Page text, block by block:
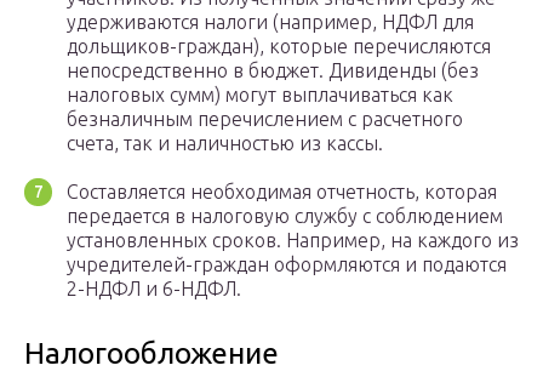
удерживаются налоги (например, НДФЛ для
дольщиков-граждан), которые перечисляются
непосредственно в бюджет. Дивиденды (без
налоговых сумм) могут выплачиваться как
безналичным перечислением с расчетного
счета, так и наличностью из кассы.
Составляется необходимая отчетность, которая
передается в налоговую службу с соблюдением
установленных сроков. Например, на каждого из
учредителей-граждан оформляются и подаются
2-НДФЛ и 6-НДФЛ.
Налогообложение